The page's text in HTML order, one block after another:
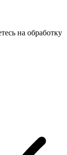
на обработку